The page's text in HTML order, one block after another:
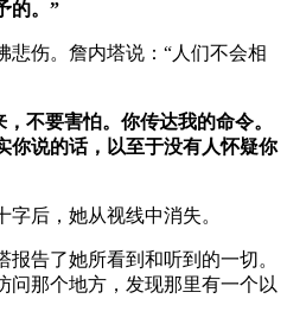
的。”
悲伤。詹内塔说：“人们不会相
，不要害怕。你传达我的命令。
你说的话，以至于没有人怀疑你
后，她从视线中消失。
告了她所看到和听到的一切。
问那个地方，发现那里有一个以